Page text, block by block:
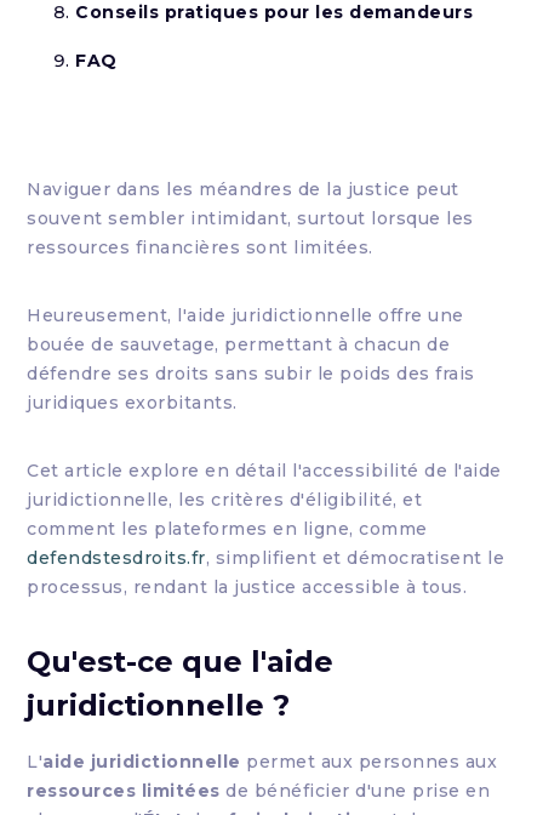
Conseils pratiques pour les demandeurs
FAQ
Naviguer dans les méandres de la justice peut
souvent sembler intimidant, surtout lorsque les
ressources financières sont limitées.
Heureusement, l'aide juridictionnelle offre une
bouée de sauvetage, permettant à chacun de
défendre ses droits sans subir le poids des frais
juridiques exorbitants.
Cet article explore en détail l'accessibilité de l'aide
juridictionnelle, les critères d'éligibilité, et
comment les plateformes en ligne, comme
defendstesdroits.fr, simplifient et démocratisent le
processus, rendant la justice accessible à tous.
Qu'est-ce que l'aide
juridictionnelle ?
L'aide juridictionnelle permet aux personnes aux
ressources limitées de bénéficier d'une prise en